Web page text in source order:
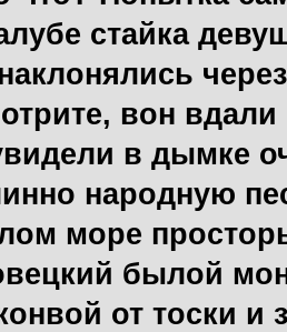
стайка
вон
в дымке
народную
море
былой
от тоски и